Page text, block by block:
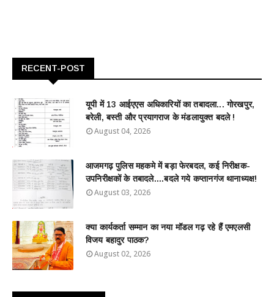
RECENT-POST
यूपी में 13 आईएएस अधिकारियों का तबादला... गोरखपुर,
बरेली, बस्ती और प्रयागराज के मंडलायुक्त बदले !
August 04, 2026
आजमगढ़ पुलिस महकमे में बड़ा फेरबदल, कई निरीक्षक-
उपनिरीक्षकों के तबादले....बदले गये कप्तानगंज थानाध्यक्ष!
August 03, 2026
क्या कार्यकर्ता सम्मान का नया मॉडल गढ़ रहे हैं एमएलसी
विजय बहादुर पाठक?
August 02, 2026